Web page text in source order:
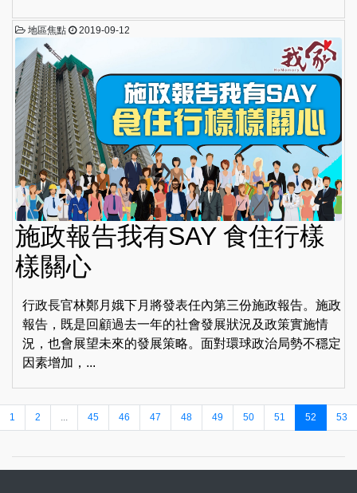
地區焦點 2019-09-12
施政報告我有SAY 食住行樣
樣關心
行政長官林鄭月娥下月將發表任內第三份施政報告。施政
報告，既是回顧過去一年的社會發展狀況及政策實施情
況，也會展望未來的發展策略。面對環球政治局勢不穩定
因素增加，...
1 2 ... 45 46 47 48 49 50 51 52 53